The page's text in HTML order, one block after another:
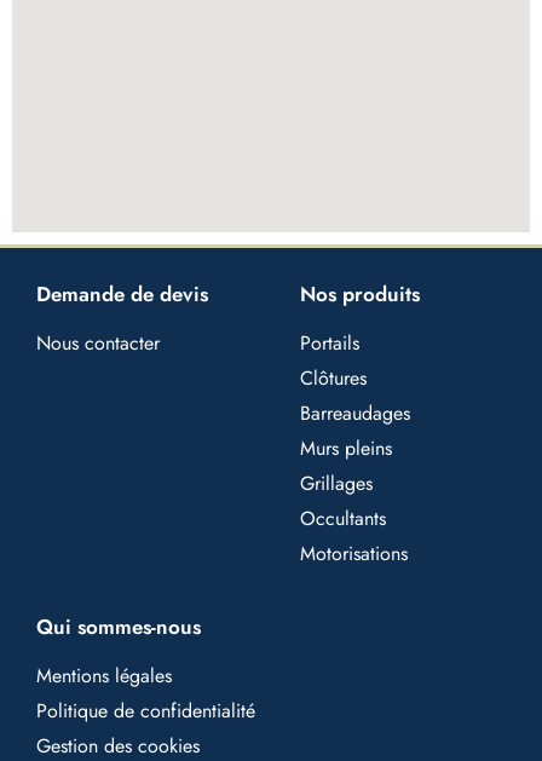
Demande de devis
Nous contacter
Nos produits
Portails
Clôtures
Barreaudages
Murs pleins
Grillages
Occultants
Motorisations
Qui sommes-nous
Mentions légales
Politique de confidentialité
Gestion des cookies